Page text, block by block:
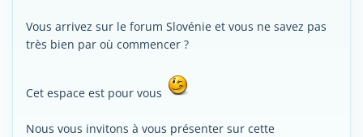
Vous arrivez sur le forum Slovénie et vous ne savez pas
très bien par où commencer ?
Cet espace est pour vous
Nous vous invitons à vous présenter sur cette